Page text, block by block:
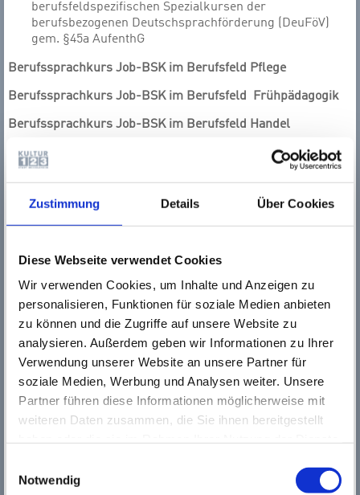
Zustimmung Details Über Cookies
Diese Webseite verwendet Cookies
Wir verwenden Cookies, um Inhalte und Anzeigen zu
personalisieren, Funktionen für soziale Medien anbieten
zu können und die Zugriffe auf unsere Website zu
analysieren. Außerdem geben wir Informationen zu Ihrer
Verwendung unserer Website an unsere Partner für
soziale Medien, Werbung und Analysen weiter. Unsere
Partner führen diese Informationen möglicherweise mit
weiteren Daten zusammen, die Sie ihnen bereitgestellt
Datenschutzhinweise
Notwendig
berufsfeldspezifischen Spezialkursen der
berufsbezogenen Deutschsprachförderung (DeuFöV)
gem. §45a AufenthG
Berufssprachkurs Job-BSK im Berufsfeld Pflege
Berufssprachkurs Job-BSK im Berufsfeld Frühpädagogik
Berufssprachkurs Job-BSK im Berufsfeld Handel
Voraussetzungen:
Abgeschlossene Ausbildung oder Studium im jeweiligen
Berufsfeld
Zielgruppe
Wir erwarten neben den oben genannten Voraussetzungen:
Freude an und Erfahrung in der Zusammenarbeit in
einem interdisziplinären Team aus erfahrenen
methodisch qualifizierten DaF/DaZ-Lehrkräfte sowie
Fachdozentinnen und Fachdozenten
Bereitschaft, Fort- und Weiterbildungsangebote
Wenn Sie Interesse an dieser Herausforderung haben,
freuen wir uns über Ihre Bewerbung - gerne per E-Mail -